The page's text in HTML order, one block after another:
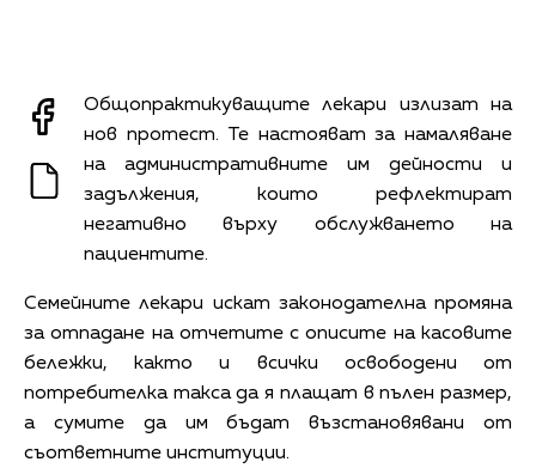
Общопрактикуващите лекари излизат на
нов протест. Те настояват за намаляване
на административните им дейности и
задължения, които рефлектират
негативно върху обслужването на
пациентите.
Семейните лекари искат законодателна промяна
за отпадане на отчетите с описите на касовите
бележки, както и всички освободени от
потребителка такса да я плащат в пълен размер,
а сумите да им бъдат възстановявани от
съответните институции.